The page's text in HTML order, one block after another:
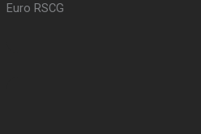
Euro RSCG